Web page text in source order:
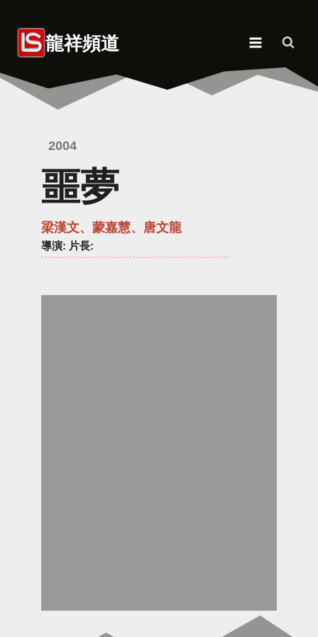
content 龍祥頻道
2004
噩夢
梁漢文、蒙嘉慧、唐文龍
導演: 片長: